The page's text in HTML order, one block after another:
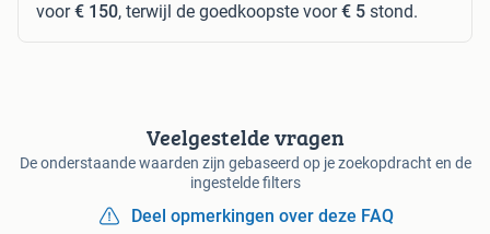
voor€ 150, terwijl de goedkoopste voor€ 5 stond.
Veelgestelde vragen
De onderstaande waarden zijn gebaseerd op je zoekopdracht en de
ingestelde filters
Deel opmerkingen over deze FAQ